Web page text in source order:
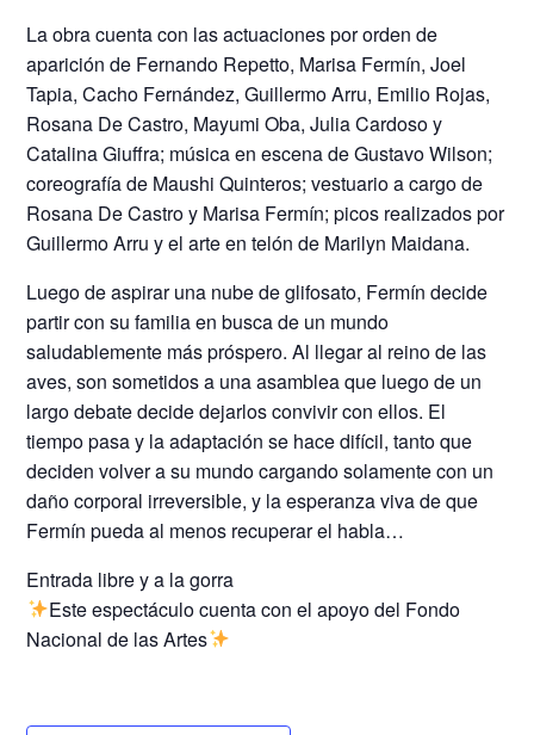
La obra cuenta con las actuaciones por orden de
aparición de Fernando Repetto, Marisa Fermín, Joel
Tapia, Cacho Fernández, Guillermo Arru, Emilio Rojas,
Rosana De Castro, Mayumi Oba, Julia Cardoso y
Catalina Giuffra; música en escena de Gustavo Wilson;
coreografía de Maushi Quinteros; vestuario a cargo de
Rosana De Castro y Marisa Fermín; picos realizados por
Guillermo Arru y el arte en telón de Marilyn Maidana.
Luego de aspirar una nube de glifosato, Fermín decide
partir con su familia en busca de un mundo
saludablemente más próspero. Al llegar al reino de las
aves, son sometidos a una asamblea que luego de un
largo debate decide dejarlos convivir con ellos. El
tiempo pasa y la adaptación se hace difícil, tanto que
deciden volver a su mundo cargando solamente con un
daño corporal irreversible, y la esperanza viva de que
Fermín pueda al menos recuperar el habla…
Entrada libre y a la gorra
Este espectáculo cuenta con el apoyo del Fondo
Nacional de las Artes